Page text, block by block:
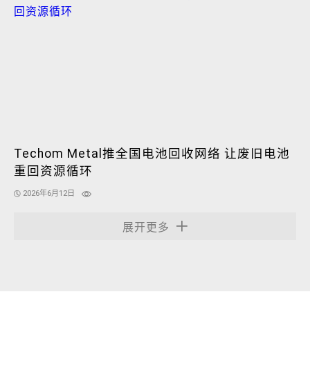
Techom Metal推全国电池回收网络 让废旧电池
重回资源循环
2026年6月12日
展开更多